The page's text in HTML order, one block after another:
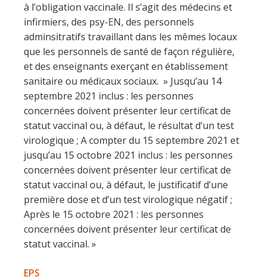
à l’obligation vaccinale. Il s’agit des médecins et
infirmiers, des psy-EN, des personnels
adminsitratifs travaillant dans les mêmes locaux
que les personnels de santé de façon régulière,
et des enseignants exerçant en établissement
sanitaire ou médicaux sociaux. » Jusqu’au 14
septembre 2021 inclus : les personnes
concernées doivent présenter leur certificat de
statut vaccinal ou, à défaut, le résultat d’un test
virologique ; A compter du 15 septembre 2021 et
jusqu’au 15 octobre 2021 inclus : les personnes
concernées doivent présenter leur certificat de
statut vaccinal ou, à défaut, le justificatif d’une
première dose et d’un test virologique négatif ;
Après le 15 octobre 2021 : les personnes
concernées doivent présenter leur certificat de
statut vaccinal. »
EPS